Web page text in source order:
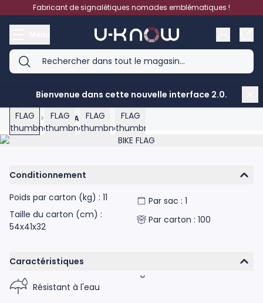
Aller au contenuFabricant de signalétiques nomades emblématiques !
Bienvenue dans cette nouvelle interface 2.0.
Accueil > BIKE FLAG
Product image gallery - scroll to see more images
Conditionnement
Poids par carton (kg) : 11
Taille du carton (cm) :
54x41x32
Par sac : 1
Par carton : 100
Caractéristiques
Résistant à l'eau